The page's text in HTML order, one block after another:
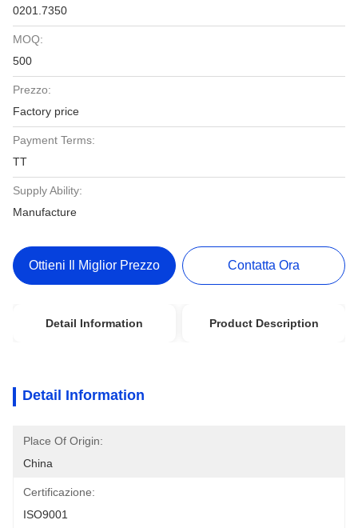
0201.7350
MOQ:
500
Prezzo:
Factory price
Payment Terms:
TT
Supply Ability:
Manufacture
Ottieni Il Miglior Prezzo Contatta Ora
Detail Information Product Description
Detail Information
Place Of Origin:
China
Certificazione:
ISO9001